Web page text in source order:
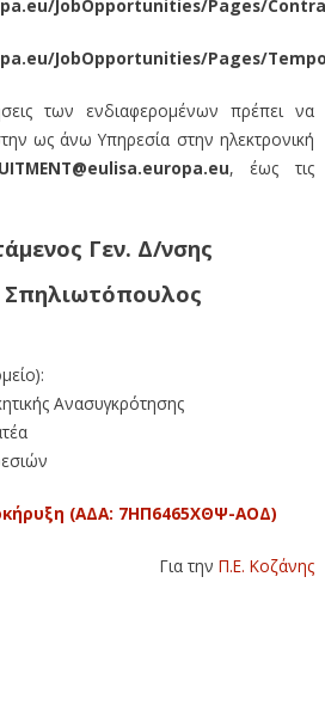
JobOpportunities/Pages/
JobOpportunities/Pages/
των ενδιαφερομένων πρέπει να
ως άνω Υπηρεσία στην ηλεκτρονική
, έως τις
Γεν. Δ/νσης
Σπηλιωτόπουλος
Ανασυγκρότησης
(ΑΔΑ: 7ΗΠ6465ΧΘΨ-ΑΟΔ)
Για τηνΠ.Ε. Κοζάνης